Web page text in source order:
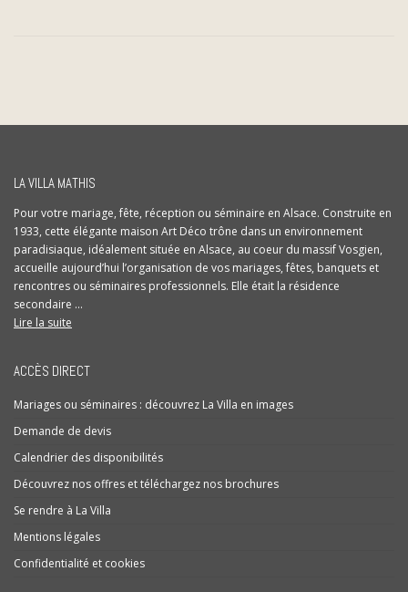
LA VILLA MATHIS
Pour votre mariage, fête, réception ou séminaire en Alsace. Construite en
1933, cette élégante maison Art Déco trône dans un environnement
paradisiaque, idéalement située en Alsace, au coeur du massif Vosgien,
accueille aujourd’hui l’organisation de vos mariages, fêtes, banquets et
rencontres ou séminaires professionnels. Elle était la résidence
secondaire ...
Lire la suite
ACCÈS DIRECT
Mariages ou séminaires : découvrez La Villa en images
Demande de devis
Calendrier des disponibilités
Découvrez nos offres et téléchargez nos brochures
Se rendre à La Villa
Mentions légales
Confidentialité et cookies